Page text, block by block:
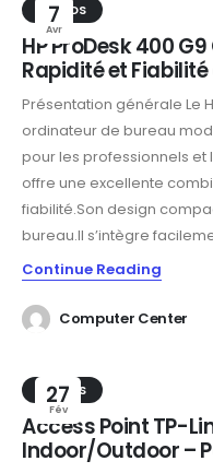
7
Avr
TRENDS
HP ProDesk 400
Rapidité et
Présentation générale Le
ordinateur de bureau
pour les professionnels et
offre une excellente
fiabilité.Son design
bureau.Il s’intègre
Continue Reading
Computer Center
27
Fév
TRENDS
Access Point TP-
Indoor/Outdoor –